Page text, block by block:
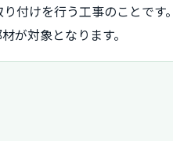
付けを行う工事のことです
が対象となります。